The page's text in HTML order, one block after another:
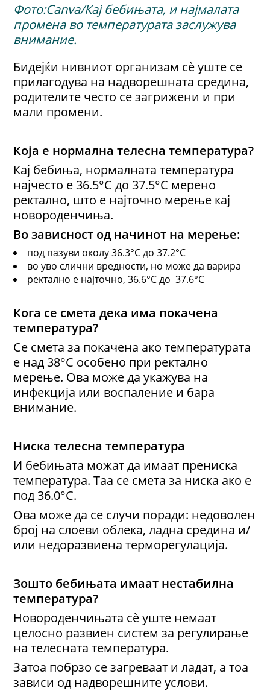
Фото:Canva/Кај бебињата, и најмалата
промена во температурата заслужува
внимание.
Бидејќи нивниот организам сè уште се
прилагодува на надворешната средина,
родителите често се загрижени и при
мали промени.
Која е нормална телесна температура?
Кај бебиња, нормалната температура
најчесто е 36.5°C до 37.5°C мерено
ректално, што е најточно мерење кај
новороденчиња.
Во зависност од начинот на мерење:
под пазуви околу 36.3°C до 37.2°C
во уво слични вредности, но може да варира
ректално е најточно, 36.6°C до 37.6°C
Кога се смета дека има покачена
температура?
Се смета за покачена ако температурата
е над 38°C особено при ректално
мерење. Ова може да укажува на
инфекција или воспаление и бара
внимание.
Ниска телесна температура
И бебињата можат да имаат прениска
температура. Таа се смета за ниска ако е
под 36.0°C.
Ова може да се случи поради: недоволен
број на слоеви облека, ладна средина и/
или недоразвиена терморегулација.
Зошто бебињата имаат нестабилна
температура?
Новороденчињата сè уште немаат
целосно развиен систем за регулирање
на телесната температура.
Затоа побрзо се загреваат и ладат, а тоа
зависи од надворешните услови.